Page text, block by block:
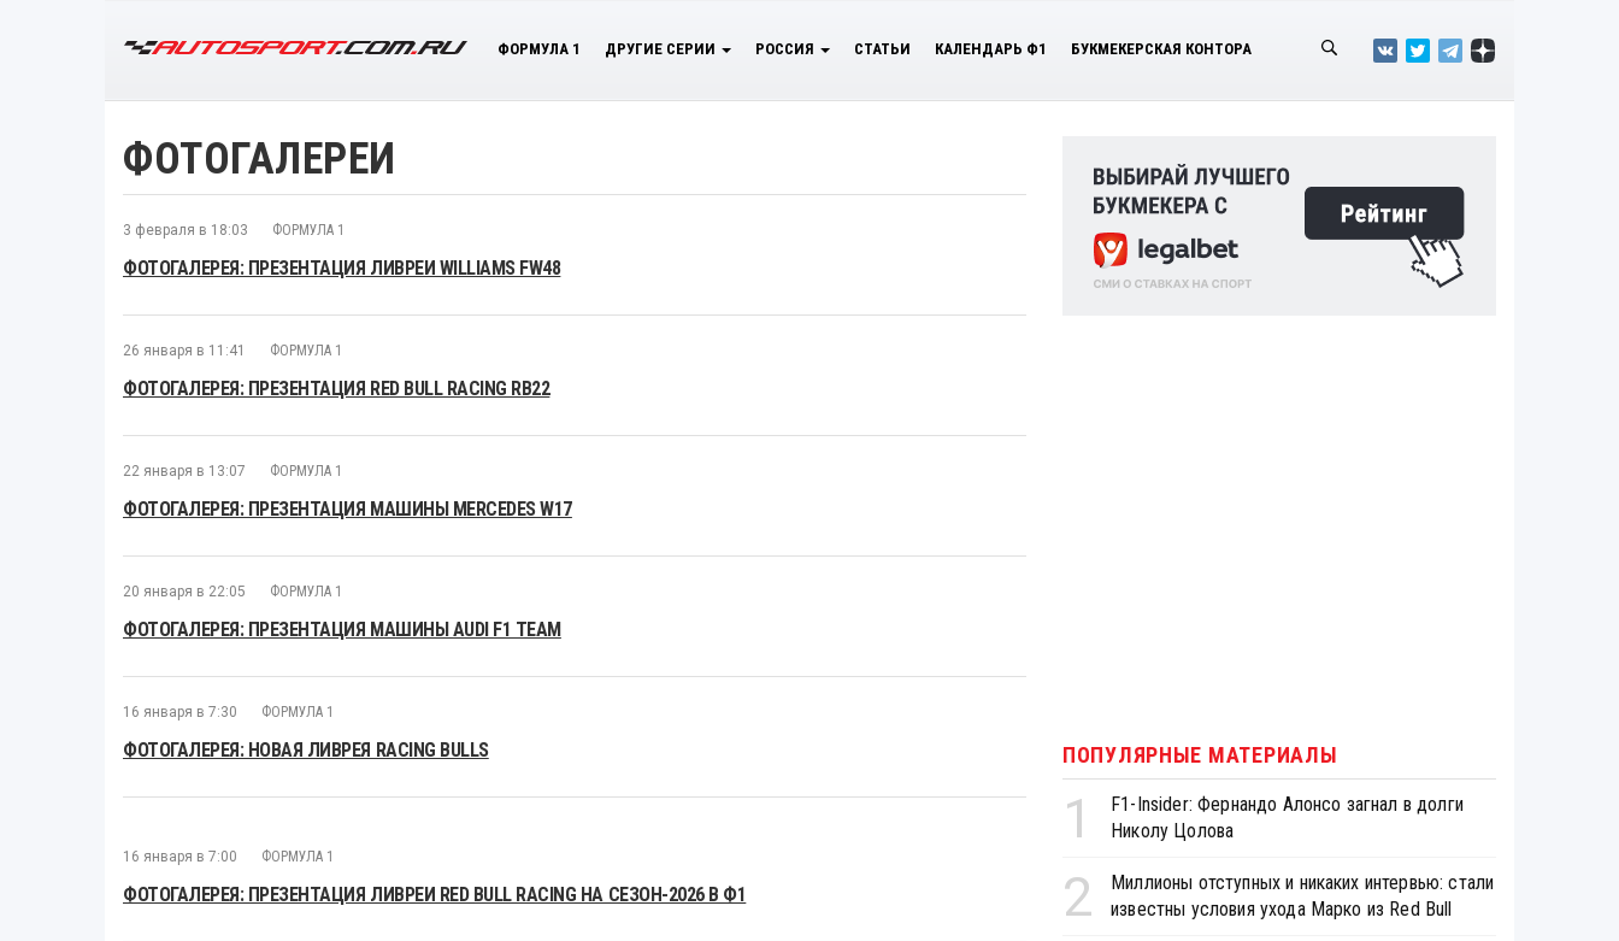
ФОРМУЛА 1 ДРУГИЕ СЕРИИ РОССИЯ СТАТЬИ КАЛЕНДАРЬ Ф1 БУКМЕКЕРСКАЯ КОНТОРА
ФОТОГАЛЕРЕИ
3 февраля в 18:03 ФОРМУЛА 1
ФОТОГАЛЕРЕЯ: ПРЕЗЕНТАЦИЯ ЛИВРЕИ WILLIAMS FW48
26 января в 11:41 ФОРМУЛА 1
ФОТОГАЛЕРЕЯ: ПРЕЗЕНТАЦИЯ RED BULL RACING RB22
22 января в 13:07 ФОРМУЛА 1
ФОТОГАЛЕРЕЯ: ПРЕЗЕНТАЦИЯ МАШИНЫ MERCEDES W17
20 января в 22:05 ФОРМУЛА 1
ФОТОГАЛЕРЕЯ: ПРЕЗЕНТАЦИЯ МАШИНЫ AUDI F1 TEAM
16 января в 7:30 ФОРМУЛА 1
ФОТОГАЛЕРЕЯ: НОВАЯ ЛИВРЕЯ RACING BULLS
16 января в 7:00 ФОРМУЛА 1
ФОТОГАЛЕРЕЯ: ПРЕЗЕНТАЦИЯ ЛИВРЕИ RED BULL RACING НА СЕЗОН-2026 В Ф1
ПОПУЛЯРНЫЕ МАТЕРИАЛЫ
1
F1-Insider: Фернандо Алонсо загнал в долги
Николу Цолова
2
Миллионы отступных и никаких интервью: стали
известны условия ухода Марко из Red Bull